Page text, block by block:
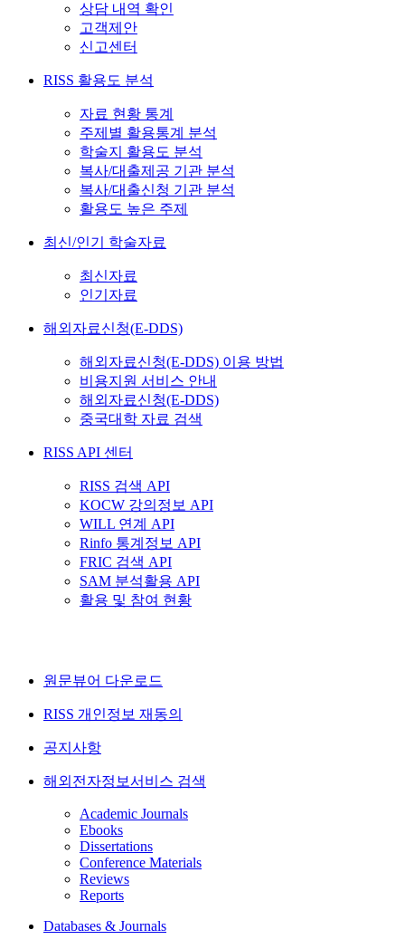
상담 내역 확인
고객제안
신고센터
RISS 활용도 분석
자료 현황 통계
주제별 활용통계 분석
학술지 활용도 분석
복사/대출제공 기관 분석
복사/대출신청 기관 분석
활용도 높은 주제
최신/인기 학술자료
최신자료
인기자료
해외자료신청(E-DDS)
해외자료신청(E-DDS) 이용 방법
비용지원 서비스 안내
해외자료신청(E-DDS)
중국대학 자료 검색
RISS API 센터
RISS 검색 API
KOCW 강의정보 API
WILL 연계 API
Rinfo 통계정보 API
FRIC 검색 API
SAM 분석활용 API
활용 및 참여 현황
원문뷰어 다운로드
RISS 개인정보 재동의
공지사항
해외전자정보서비스 검색
Academic Journals
Ebooks
Dissertations
Conference Materials
Reviews
Reports
Databases & Journals